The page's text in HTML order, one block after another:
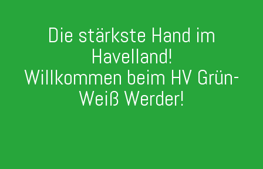
Die stärkste Hand im
Havelland!
Willkommen beim HV Grün-
Weiß Werder!